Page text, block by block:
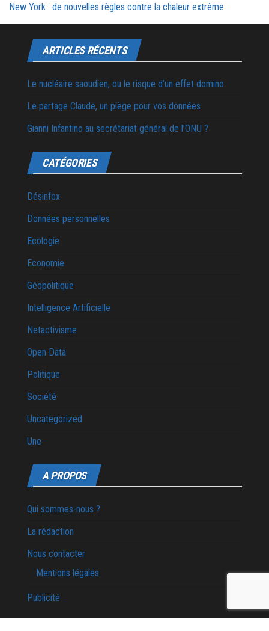
New York : de nouvelles règles contre la chaleur extrême
ARTICLES RÉCENTS
Le nucléaire saoudien, ou le risque d’un effet domino
Le partage Claude, un piège pour vos données
Gianni Infantino au secrétariat général de l’ONU ?
CATÉGORIES
Désinfox
Données personnelles
Ecologie
Economie
Géopolitique
Intelligence Artificielle
Netactivisme
Open Data
Politique
Société
Uncategorized
Une
A PROPOS
Qui sommes-nous ?
La rédaction
Nous contacter
Mentions légales
Publicité